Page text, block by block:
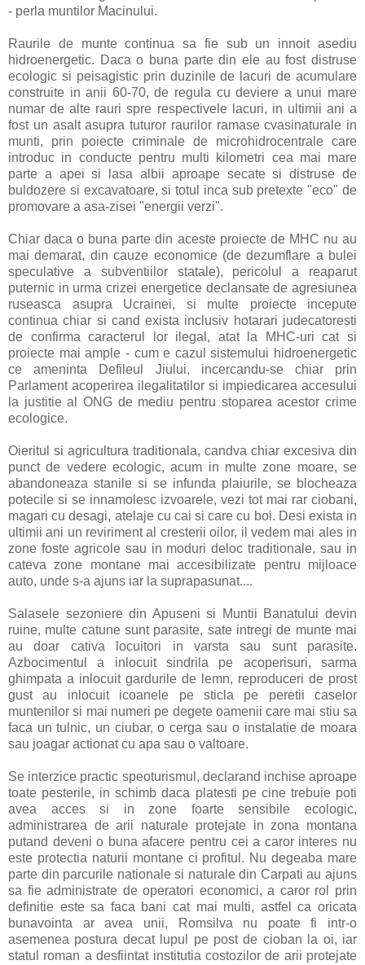
- perla muntilor Macinului.
Raurile de munte continua sa fie sub un innoit asediu
hidroenergetic. Daca o buna parte din ele au fost distruse
ecologic si peisagistic prin duzinile de lacuri de acumulare
construite in anii 60-70, de regula cu deviere a unui mare
numar de alte rauri spre respectivele lacuri, in ultimii ani a
fost un asalt asupra tuturor raurilor ramase cvasinaturale in
munti, prin poiecte criminale de microhidrocentrale care
introduc in conducte pentru multi kilometri cea mai mare
parte a apei si lasa albii aproape secate si distruse de
buldozere si excavatoare, si totul inca sub pretexte "eco" de
promovare a asa-zisei "energii verzi".
Chiar daca o buna parte din aceste proiecte de MHC nu au
mai demarat, din cauze economice (de dezumflare a bulei
speculative a subventiilor statale), pericolul a reaparut
puternic in urma crizei energetice declansate de agresiunea
ruseasca asupra Ucrainei, si multe proiecte incepute
continua chiar si cand exista inclusiv hotarari judecatoresti
de confirma caracterul lor ilegal, atat la MHC-uri cat si
proiecte mai ample - cum e cazul sistemului hidroenergetic
ce ameninta Defileul Jiului, incercandu-se chiar prin
Parlament acoperirea ilegalitatilor si impiedicarea accesului
la justitie al ONG de mediu pentru stoparea acestor crime
ecologice.
Oieritul si agricultura traditionala, candva chiar excesiva din
punct de vedere ecologic, acum in multe zone moare, se
abandoneaza stanile si se infunda plaiurile, se blocheaza
potecile si se innamolesc izvoarele, vezi tot mai rar ciobani,
magari cu desagi, atelaje cu cai si care cu boi. Desi exista in
ultimii ani un reviriment al cresterii oilor, il vedem mai ales in
zone foste agricole sau in moduri deloc traditionale, sau in
cateva zone montane mai accesibilizate pentru mijloace
auto, unde s-a ajuns iar la suprapasunat....
Salasele sezoniere din Apuseni si Muntii Banatului devin
ruine, multe catune sunt parasite, sate intregi de munte mai
au doar cativa locuitori in varsta sau sunt parasite.
Azbocimentul a inlocuit sindrila pe acoperisuri, sarma
ghimpata a inlocuit gardurile de lemn, reproduceri de prost
gust au inlocuit icoanele pe sticla pe peretii caselor
muntenilor si mai numeri pe degete oamenii care mai stiu sa
faca un tulnic, un ciubar, o cerga sau o instalatie de moara
sau joagar actionat cu apa sau o valtoare.
Se interzice practic speoturismul, declarand inchise aproape
toate pesterile, in schimb daca platesti pe cine trebuie poti
avea acces si in zone foarte sensibile ecologic,
administrarea de arii naturale protejate in zona montana
putand deveni o buna afacere pentru cei a caror interes nu
este protectia naturii montane ci profitul. Nu degeaba mare
parte din parcurile nationale si naturale din Carpati au ajuns
sa fie administrate de operatori economici, a caror rol prin
definitie este sa faca bani cat mai multi, astfel ca oricata
bunavointa ar avea unii, Romsilva nu poate fi intr-o
asemenea postura decat lupul pe post de cioban la oi, iar
statul roman a desfiintat institutia costozilor de arii protejate